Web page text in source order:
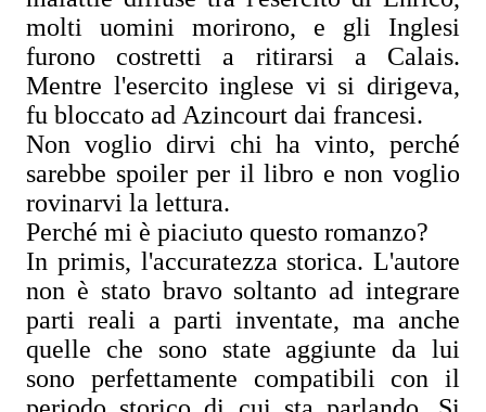
molti uomini morirono, e gli Inglesi
furono costretti a ritirarsi a Calais.
Mentre l'esercito inglese vi si dirigeva,
fu bloccato ad Azincourt dai francesi.
Non voglio dirvi chi ha vinto, perché
sarebbe spoiler per il libro e non voglio
rovinarvi la lettura.
Perché mi è piaciuto questo romanzo?
In primis, l'accuratezza storica. L'autore
non è stato bravo soltanto ad integrare
parti reali a parti inventate, ma anche
quelle che sono state aggiunte da lui
sono perfettamente compatibili con il